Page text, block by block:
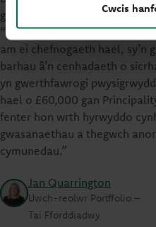
Cwcis
gadael ei swydd a Chadeirydd
“Rydym yn diolch o galon i
am ei chefnogaeth hael, sy’n
barhau â’n cenhadaeth o
yn gwerthfawrogi
hael o £60,000 gan
fenter hon wrth hyrwyddo
gwasanaethau a thegwch
cymunedau.”
Jan Quarrington
Uwch-reolwr Portffolio –
Tai Fforddiadwy